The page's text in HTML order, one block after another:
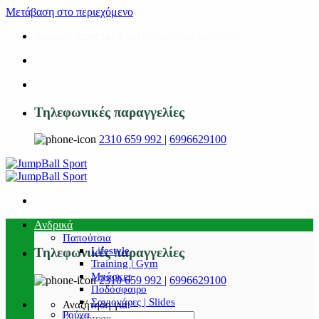
Μετάβαση στο περιεχόμενο
Τηλεφωνικές παραγγελίες
2310 659 992 | 6996629100
Τηλεφωνικές παραγγελίες
2310 659 992 | 6996629100
Αναζήτηση για:
Ανδρικά
Παπούτσια
Lifestyle
Training | Gym
Μπάσκετ
Ποδόσφαιρο
Σαγιονάρες | Slides
Ρούχα